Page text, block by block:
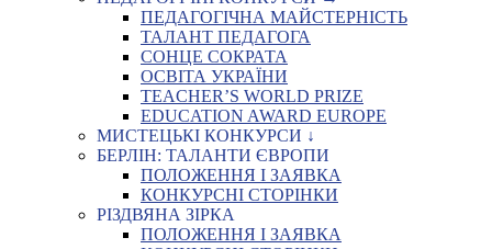
ПЕДАГОГІЧНА МАЙСТЕРНІСТЬ
ТАЛАНТ ПЕДАГОГА
СОНЦЕ СОКРАТА
ОСВІТА УКРАЇНИ
TEACHER’S WORLD PRIZE
EDUCATION AWARD EUROPE
МИСТЕЦЬКІ КОНКУРСИ ↓
БЕРЛІН: ТАЛАНТИ ЄВРОПИ
ПОЛОЖЕННЯ І ЗАЯВКА
КОНКУРСНІ СТОРІНКИ
РІЗДВЯНА ЗІРКА
ПОЛОЖЕННЯ І ЗАЯВКА